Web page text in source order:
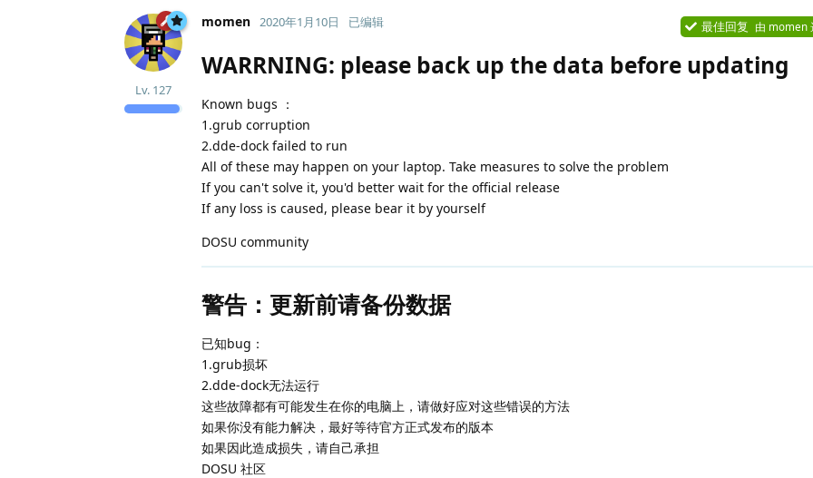
momen
Lv. 127
2020年1月10日 已编辑 最佳回复 由 momen
WARRNING: please back up the data before updating
Known bugs ：
1.grub corruption
2.dde-dock failed to run
All of these may happen on your laptop. Take measures to solve the problem
If you can't solve it, you'd better wait for the official release
If any loss is caused, please bear it by yourself
DOSU community
警告：更新前请备份数据
已知bug：
1.grub损坏
2.dde-dock无法运行
这些故障都有可能发生在你的电脑上，请做好应对这些错误的方法
如果你没有能力解决，最好等待官方正式发布的版本
如果因此造成损失，请自己承担
DOSU 社区